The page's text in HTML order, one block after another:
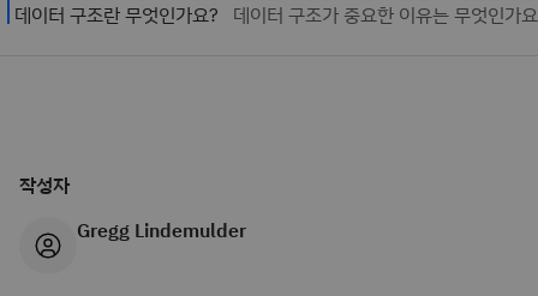
작성자
Gregg Lindemulder